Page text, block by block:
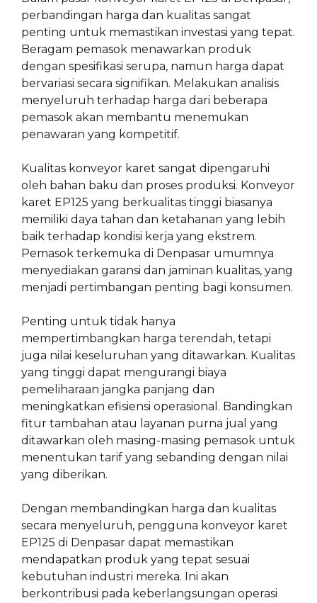
perbandingan harga dan kualitas sangat
penting untuk memastikan investasi yang tepat.
Beragam pemasok menawarkan produk
dengan spesifikasi serupa, namun harga dapat
bervariasi secara signifikan. Melakukan analisis
menyeluruh terhadap harga dari beberapa
pemasok akan membantu menemukan
penawaran yang kompetitif.
Kualitas konveyor karet sangat dipengaruhi
oleh bahan baku dan proses produksi. Konveyor
karet EP125 yang berkualitas tinggi biasanya
memiliki daya tahan dan ketahanan yang lebih
baik terhadap kondisi kerja yang ekstrem.
Pemasok terkemuka di Denpasar umumnya
menyediakan garansi dan jaminan kualitas, yang
menjadi pertimbangan penting bagi konsumen.
Penting untuk tidak hanya
mempertimbangkan harga terendah, tetapi
juga nilai keseluruhan yang ditawarkan. Kualitas
yang tinggi dapat mengurangi biaya
pemeliharaan jangka panjang dan
meningkatkan efisiensi operasional. Bandingkan
fitur tambahan atau layanan purna jual yang
ditawarkan oleh masing-masing pemasok untuk
menentukan tarif yang sebanding dengan nilai
yang diberikan.
Dengan membandingkan harga dan kualitas
secara menyeluruh, pengguna konveyor karet
EP125 di Denpasar dapat memastikan
mendapatkan produk yang tepat sesuai
kebutuhan industri mereka. Ini akan
berkontribusi pada keberlangsungan operasi